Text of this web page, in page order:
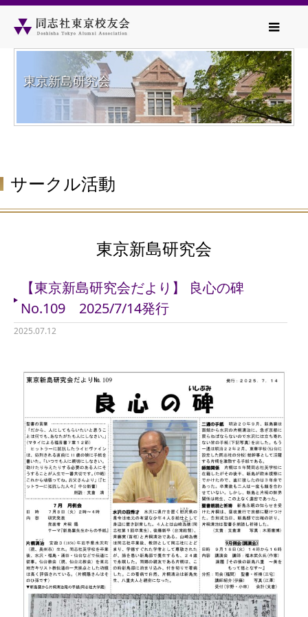
東京新島研究会
サークル活動
東京新島研究会
【東京新島研究会だより】 良心の碑
No.109 2025/7/14発行
2025.07.12